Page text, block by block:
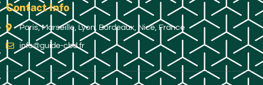
Contact Info
Paris, Marseille, Lyon, Bordeaux, Nice, France
info@guide-cbd.fr